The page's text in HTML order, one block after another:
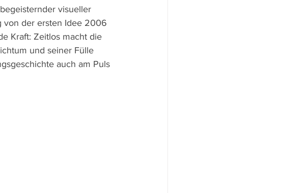
visueller
von der ersten Idee 2006
Kraft: Zeitlos macht die
und seiner Fülle
auch am Puls